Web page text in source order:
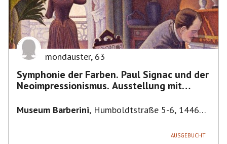
mondauster, 63
Symphonie der Farben. Paul Signac und der
Neoimpressionismus. Ausstellung mit
Museum Barberini, Humboldtstraße 5-6, 14467
AUSGEBUCHT